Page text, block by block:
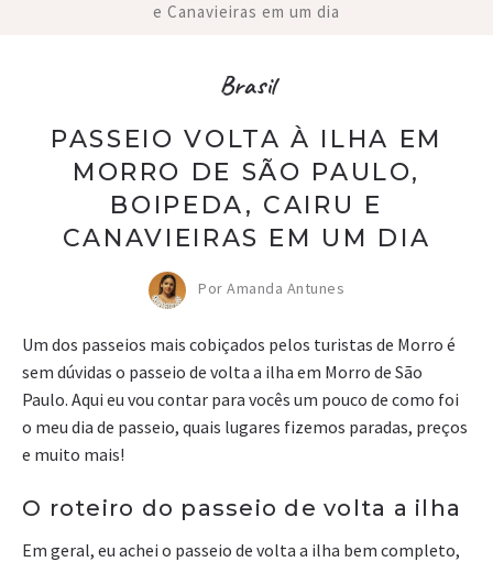
e Canavieiras em um dia
Brasil
PASSEIO VOLTA À ILHA EM
MORRO DE SÃO PAULO,
BOIPEDA, CAIRU E
CANAVIEIRAS EM UM DIA
Por Amanda Antunes
Um dos passeios mais cobiçados pelos turistas de Morro é
sem dúvidas o passeio de volta a ilha em Morro de São
Paulo. Aqui eu vou contar para vocês um pouco de como foi
o meu dia de passeio, quais lugares fizemos paradas, preços
e muito mais!
O roteiro do passeio de volta a ilha
Em geral, eu achei o passeio de volta a ilha bem completo,